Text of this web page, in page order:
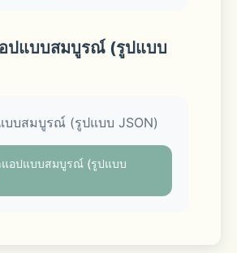
store to collect your
even load your
ปแบบสมบูรณ์ (รูปแบบ
บสมบูรณ์ (รูปแบบ JSON)
อปแบบสมบูรณ์ (รูปแบบ